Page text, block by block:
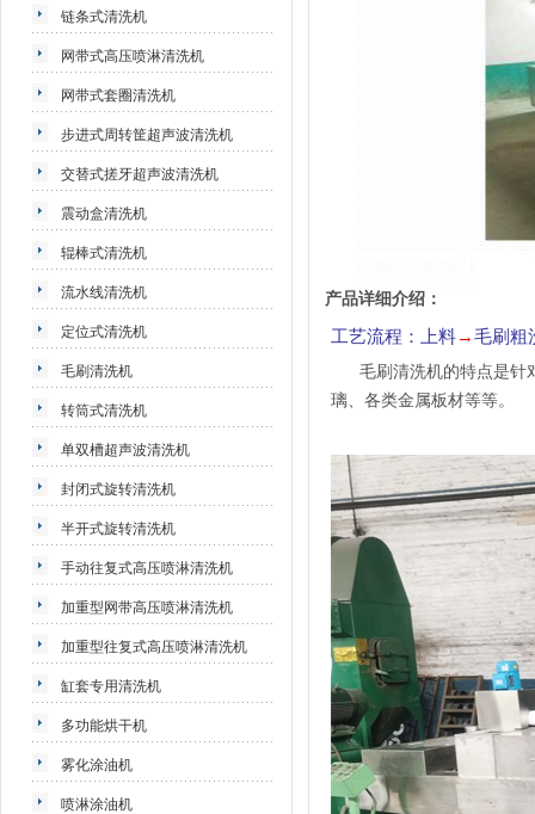
产品详细介绍：
工艺流程：上料→毛刷粗
毛刷清洗机的特点是针
璃、各类金属板材等等。
链条式清洗机
网带式高压喷淋清洗机
网带式套圈清洗机
步进式周转筐超声波清洗机
交替式搓牙超声波清洗机
震动盒清洗机
辊棒式清洗机
流水线清洗机
定位式清洗机
毛刷清洗机
转筒式清洗机
单双槽超声波清洗机
封闭式旋转清洗机
半开式旋转清洗机
手动往复式高压喷淋清洗机
加重型网带高压喷淋清洗机
加重型往复式高压喷淋清洗机
缸套专用清洗机
多功能烘干机
雾化涂油机
喷淋涂油机